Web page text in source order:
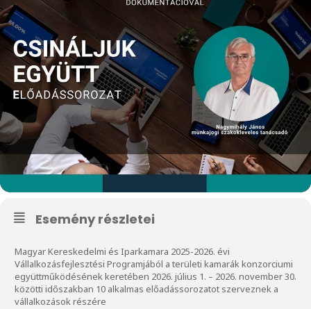
Esemény részletei
Magyar Kereskedelmi és Iparkamara 2025-2026. évi
Vállalkozásfejlesztési Programjából a területi kamarák konzorciumi
együttműködésének keretében 2026. július 1. – 2026. november 30.
közötti időszakban 10 alkalmas előadássorozatot szerveznek a
vállalkozások részére